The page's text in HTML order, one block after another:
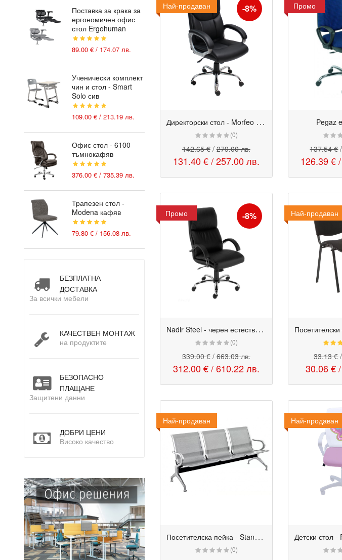
Поставка за крака за
ергономичен офис
стол Ergohuman
89.00 € / 174.07 лв.
Ученически комплект
чин и стол - Smart
Solo сив
109.00 € / 213.19 лв.
Офис стол - 6100
тъмнокафяв
376.00 € /735.39 лв.
Трапезен стол -
Modena кафяв
79.80 € / 156.08 лв.
БЕЗПЛАТНА
ДОСТАВКА
За всички мебели
КАЧЕСТВЕН МОНТАЖ
на продуктите
БЕЗОПАСНО
ПЛАЩАНЕ
Защитени данни
ДОБРИ ЦЕНИ
Високо качество
Промо
Най-продаван -8%
Д
иректорски стол - Morfeo ECO черен
(0)
142.65 €/279.00 лв.
131.40 €/257.00 лв.
Промо
Pegaz
137.54 €
126.39 €
Промо -8%
N
adir Steel - черен естествена кожа
(0)
339.00 €/663.03 лв.
312.00 €/610.22 лв.
Промо
Най-продаван
33.13 €
30.06 €
Най-продаван
П
осетителска пейка - Standart 3
(0)
Промо
Най-продаван